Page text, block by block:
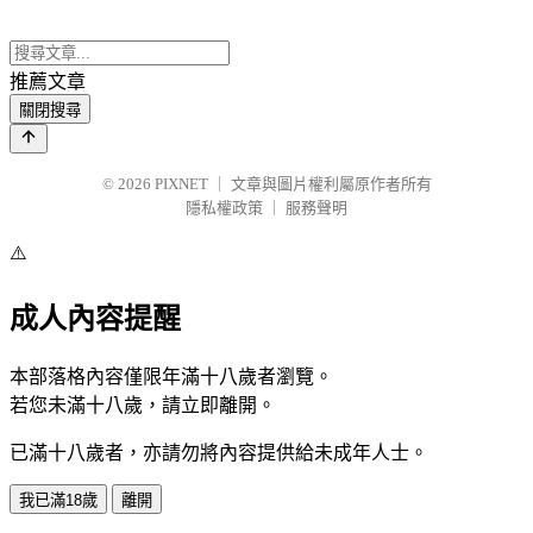
推薦文章
關閉搜尋
© 2026 PIXNET
文章與圖片權利屬原作者所有
隱私權政策
服務聲明
⚠️
成人內容提醒
本部落格內容僅限年滿十八歲者瀏覽。
若您未滿十八歲，請立即離開。
已滿十八歲者，亦請勿將內容提供給未成年人士。
我已滿18歲 離開